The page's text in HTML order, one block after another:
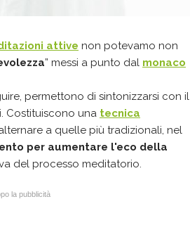
attive non potevamo non
” messi a punto dal monaco
permettono di sintonizzarsi con il
Costituiscono una tecnica
a quelle più tradizionali, nel
per aumentare l'eco della
del processo meditatorio.
la pubblicità